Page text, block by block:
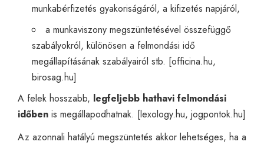
munkabérfizetés gyakoriságáról, a kifizetés napjáról,
a munkaviszony megszüntetésével összefüggő
szabályokról, különösen a felmondási idő
megállapításának szabályairól stb. [officina.hu,
birosag.hu]
A felek hosszabb, legfeljebb hathavi felmondási
időben is megállapodhatnak. [lexology.hu, jogpontok.hu]
Az azonnali hatályú megszüntetés akkor lehetséges, ha a